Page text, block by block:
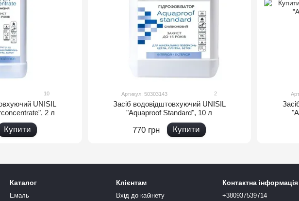
10
UNISIL
2 л
Купити
Артикул: 50303143 2
Засіб водовідштовхуючий UNISIL
"Aquaproof Standard", 10 л
770 грн Купити
Каталог
Емаль
Клієнтам
Вхід до кабінету
Контактна інформація
+380937539714